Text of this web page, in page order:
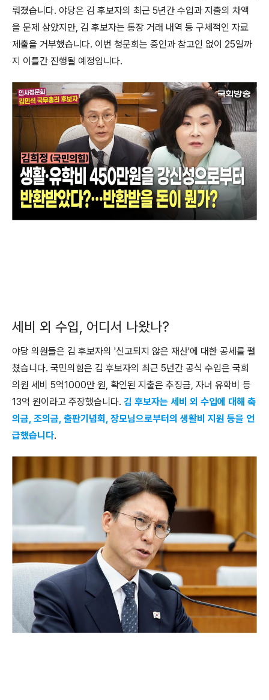
뤄졌습니다. 야당은 김 후보자의 최근 5년간 수입과 지출의 차액
을 문제 삼았지만, 김 후보자는 통장 거래 내역 등 구체적인 자료
제출을 거부했습니다. 이번 청문회는 증인과 참고인 없이 25일까
지 이틀간 진행될 예정입니다.
세비 외 수입, 어디서 나왔나?
야당 의원들은 김 후보자의 '신고되지 않은 재산'에 대한 공세를 펼
쳤습니다. 국민의힘은 김 후보자의 최근 5년간 공식 수입은 국회
의원 세비 5억1000만 원, 확인된 지출은 추징금, 자녀 유학비 등
13억 원이라고 주장했습니다. 김 후보자는 세비 외 수입에 대해 축
의금, 조의금, 출판기념회, 장모님으로부터의 생활비 지원 등을 언
급했습니다.